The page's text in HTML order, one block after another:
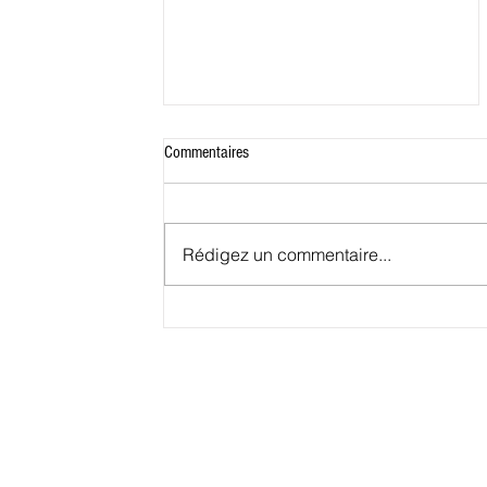
Commentaires
Rédigez un commentaire...